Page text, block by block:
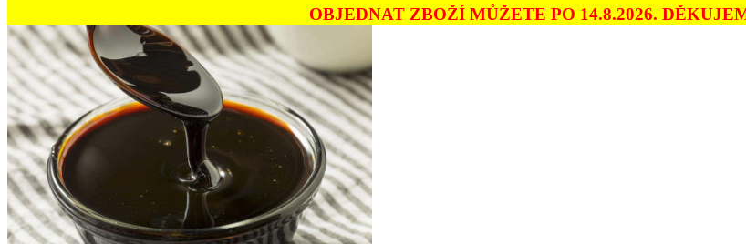
OBJEDNAT ZBOŽÍ MŮŽETE PO 14.8.2026.